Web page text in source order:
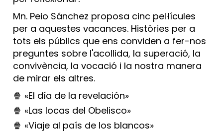
Mn. Peio Sánchez proposa cinc pel·lícules
per a aquestes vacances. Històries per a
tots els públics que ens conviden a fer-nos
preguntes sobre l'acollida, la superació, la
convivència, la vocació i la nostra manera
de mirar els altres.
🍿 «El día de la revelación»
🍿 «Las locas del Obelisco»
🍿 «Viaje al país de los blancos»